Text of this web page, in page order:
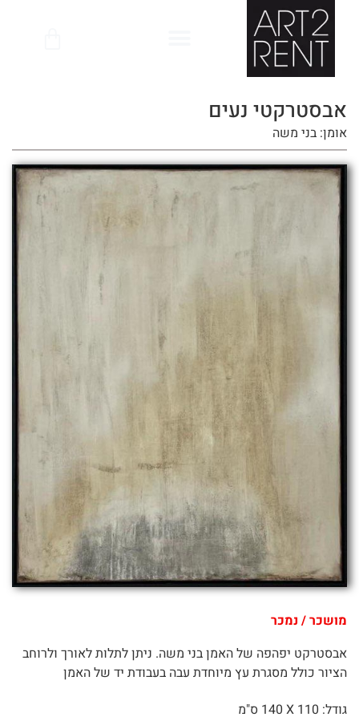
אבסטרקטי נעים
אומן: בני משה
מושכר / נמכר
אבסטרקט יפהפה של האמן בני משה. ניתן לתלות לאורך ולרוחב
הציור כולל מסגרת עץ מיוחדת עבה בעבודת יד של האמן
גודל: 110 X
140 ס"מ